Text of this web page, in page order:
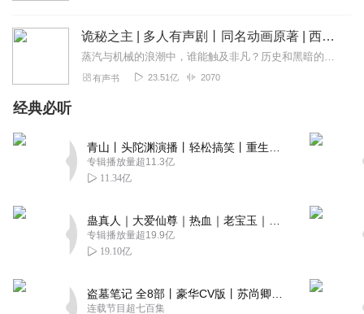
诡秘之主 | 多人有声剧丨同名动画原著 | 西幻克苏鲁 | 乌贼作品
蒸汽与机械的浪潮中，谁能触及非凡？历史和黑暗的迷雾里，又是谁在耳语？我从诡秘中醒来，睁眼看见这个世界：枪械，大炮，巨舰，飞空艇，差分机；魔药，占卜，诅咒，倒吊人...
有声书 23.51亿 2070
经典必听
专辑播放量超11.3亿
11.34亿
专辑播放量超19.9亿
19.10亿
连载节目超七百集